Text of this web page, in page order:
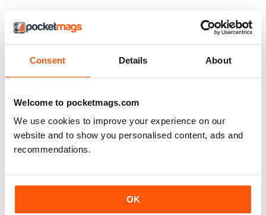
Consent Details About
Welcome to pocketmags.com
We use cookies to improve your experience on our
website and to show you personalised content, ads and
recommendations.
OK